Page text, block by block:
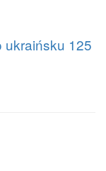
ukraińsku 125